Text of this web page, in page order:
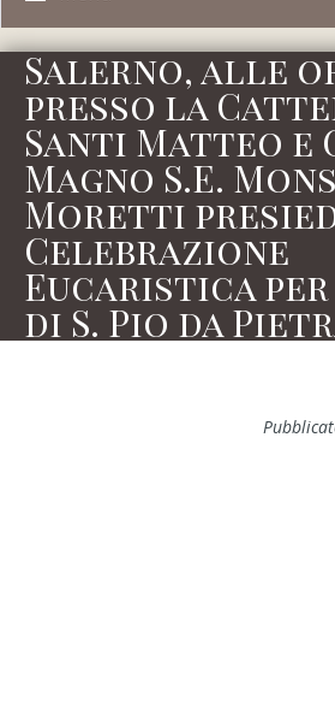
Salerno, alle
presso la
Santi Matteo e
Magno S.E.
Moretti
Celebrazione
Eucaristica
di S. Pio da